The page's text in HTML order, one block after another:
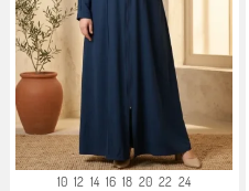
10 12 14 16 18 20 22 24